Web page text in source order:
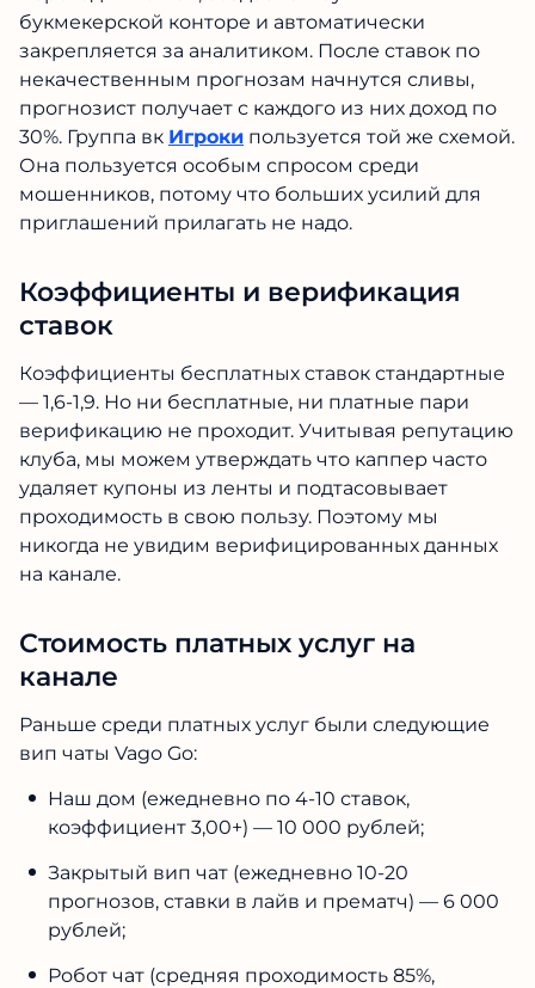
букмекерской конторе и автоматически
закрепляется за аналитиком. После ставок по
некачественным прогнозам начнутся сливы,
прогнозист получает с каждого из них доход по
30%. Группа вк Игроки пользуется той же схемой.
Она пользуется особым спросом среди
мошенников, потому что больших усилий для
приглашений прилагать не надо.
Коэффициенты и верификация
ставок
Коэффициенты бесплатных ставок стандартные
— 1,6-1,9. Но ни бесплатные, ни платные пари
верификацию не проходит. Учитывая репутацию
клуба, мы можем утверждать что каппер часто
удаляет купоны из ленты и подтасовывает
проходимость в свою пользу. Поэтому мы
никогда не увидим верифицированных данных
на канале.
Стоимость платных услуг на
канале
Раньше среди платных услуг были следующие
вип чаты Vago Go:
Наш дом (ежедневно по 4-10 ставок,
коэффициент 3,00+) — 10 000 рублей;
Закрытый вип чат (ежедневно 10-20
прогнозов, ставки в лайв и прематч) — 6 000
рублей;
Робот чат (средняя проходимость 85%,